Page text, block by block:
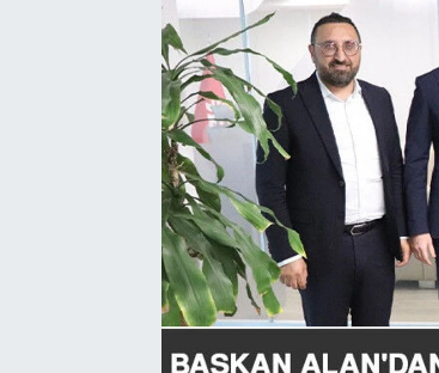
HABERDE İNSAN
KÜLTÜR-SANAT
MAGAZİN
ÖZEL HABER